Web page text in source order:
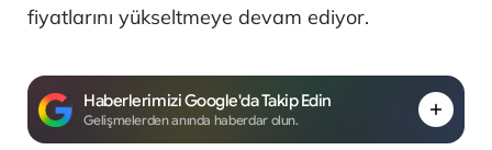
fiyatlarını yükseltmeye devam ediyor.
Haberlerimizi Google'da Takip Edin
Gelişmelerden anında haberdar olun.